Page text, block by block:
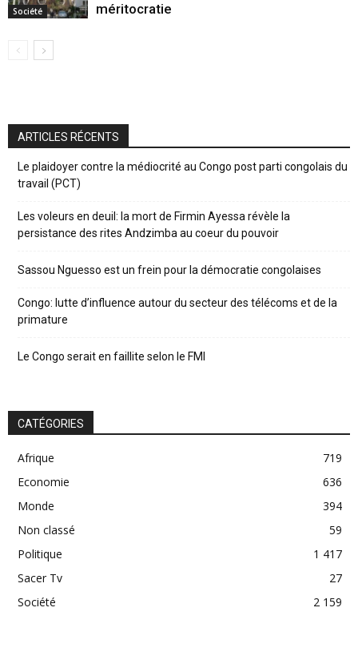
Société
méritocratie
ARTICLES RÉCENTS
Le plaidoyer contre la médiocrité au Congo post parti congolais du
travail (PCT)
Les voleurs en deuil: la mort de Firmin Ayessa révèle la
persistance des rites Andzimba au coeur du pouvoir
Sassou Nguesso est un frein pour la démocratie congolaises
Congo: lutte d’influence autour du secteur des télécoms et de la
primature
Le Congo serait en faillite selon le FMI
CATÉGORIES
Afrique
719
Economie
636
Monde
394
Non classé
59
Politique
1 417
Sacer Tv
27
Société
2 159